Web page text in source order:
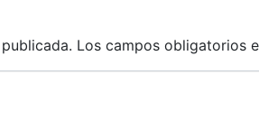
Los campos obligatorios